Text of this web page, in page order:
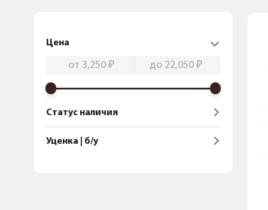
Цена
Статус наличия
Уценка | б/у